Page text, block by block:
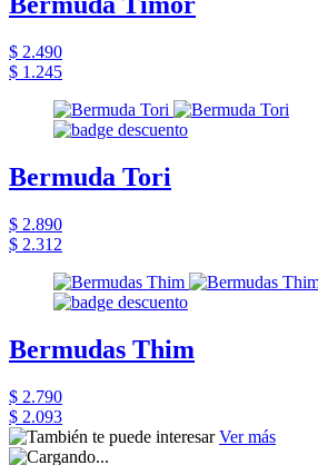
$ 2.490
$ 1.245
Bermuda Tori
$ 2.890
$ 2.312
Bermudas Thim
$ 2.790
$ 2.093
Ver más